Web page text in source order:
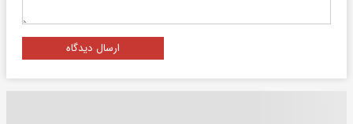
ارسال دیدگاه